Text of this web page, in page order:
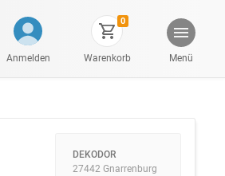
Anmelden
0
Warenkorb Menü
DEKODOR
27442 Gnarrenburg